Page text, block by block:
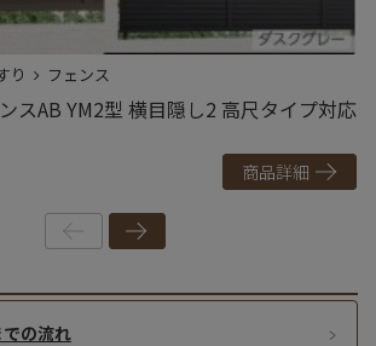
り フェンス
スAB YM2型 横目隠し2 高尺タイプ対応
商品詳細
の流れ